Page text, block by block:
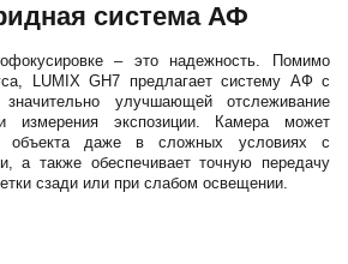
система АФ
– это надежность. Помимо
LUMIX GH7 предлагает систему АФ с
улучшающей отслеживание
измерения экспозиции. Камера может
объекта даже в сложных условиях с
а также обеспечивает точную передачу
сзади или при слабом освещении.